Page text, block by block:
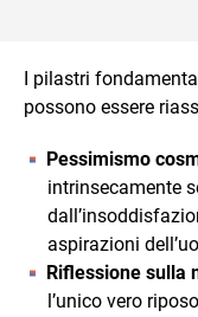
I pilastri
possono essere
Pessimismo
intrinsecamente
aspirazioni
Riflessione sulla
l’unico vero